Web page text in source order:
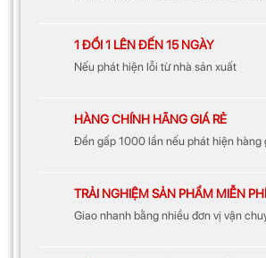
1 ĐỔI 1 LÊN ĐẾN 15 NGÀY
Nếu phát hiện lỗi từ nhà sản xuất
HÀNG CHÍNH HÃNG GIÁ RẺ
Đền gấp 1000 lần nếu phát hiện hàng
TRẢI NGHIỆM SẢN PHẨM MIỄN PHÍ
Giao nhanh bằng nhiều đơn vị vận